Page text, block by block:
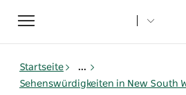
Toggle
navigation
Startseite
...
Sehenswürdigkeiten in New South